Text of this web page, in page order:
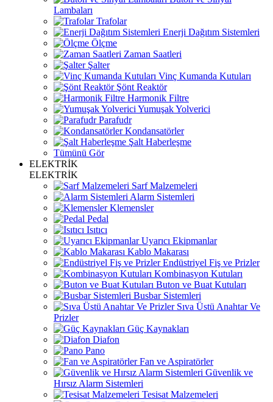
Lambaları
Trafolar
Enerji Dağıtım Sistemleri
Ölçme
Zaman Saatleri
Şalter
Vinç Kumanda Kutuları
Şönt Reaktör
Harmonik Filtre
Yumuşak Yolverici
Parafudr
Kondansatörler
Şalt Haberleşme
Tümünü Gör
ELEKTRİK
ELEKTRİK
Sarf Malzemeleri
Alarm Sistemleri
Klemensler
Pedal
Isıtıcı
Uyarıcı Ekipmanlar
Kablo Makarası
Endüstriyel Fiş ve Prizler
Kombinasyon Kutuları
Buton ve Buat Kutuları
Busbar Sistemleri
Sıva Üstü Anahtar Ve
Prizler
Güç Kaynakları
Diafon
Pano
Fan ve Aspiratörler
Güvenlik ve
Hırsız Alarm Sistemleri
Tesisat Malzemeleri